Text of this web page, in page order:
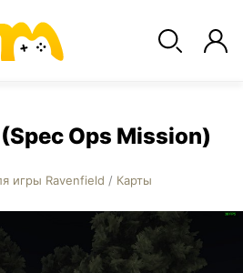
Ops Mission)
игры Ravenfield / Карты